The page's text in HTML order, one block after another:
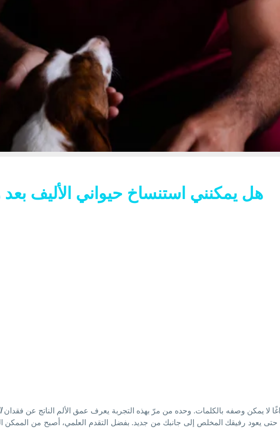
هل يمكنني استنساخ حيواني الأليف بعد
لا يمكن وصفه بالكلمات. وحده من مرّ بهذه التجربة يعرف عمق الألم الناتج عن فقدان
حتى يعود رفيقك المخلص إلى جانبك من جديد. بفضل التقدم العلمي، أصبح من